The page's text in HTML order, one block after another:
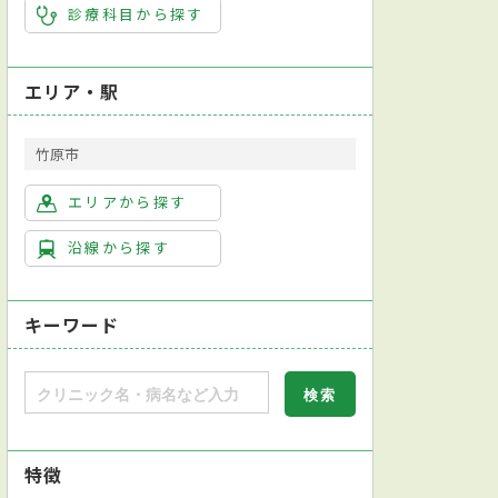
診療科目から探す
エリア・駅
竹原市
エリアから探す
沿線から探す
キーワード
特徴